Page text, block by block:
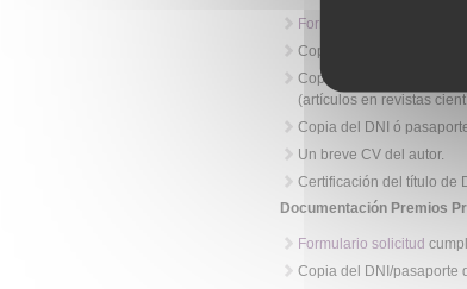
Formulario de solicitud
Copia del manuscrito de
Copia de aquellas
(artículos en revistas
Copia del DNI ó
Un breve CV del autor.
Certificación del título de
Documentación Premios
Formulario solicitud
Copia del DNI/pasaporte